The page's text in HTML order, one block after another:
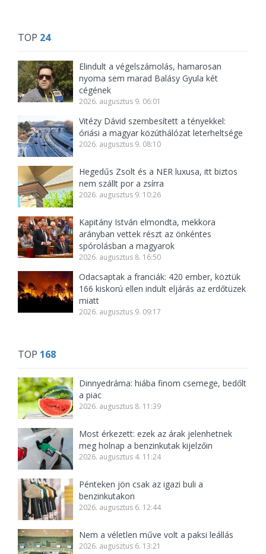
TOP 24
Elindult a végelszámolás, hamarosan
nyoma sem marad Balásy Gyula két
cégének
2026. augusztus 9. 06:01
Vitézy Dávid szembesített a tényekkel:
óriási a magyar közúthálózat leterheltsége
2026. augusztus 9. 08:10
Hegedűs Zsolt és a NER luxusa, itt biztos
nem szállt por a zsírra
2026. augusztus 9. 10:26
Kapitány István elmondta, mekkora
arányban vettek részt az önkéntes
spórolásban a magyarok
2026. augusztus 8. 16:50
Odacsaptak a franciák: 420 ember, köztük
166 kiskorú ellen indult eljárás az erdőtüzek
miatt
2026. augusztus 9. 09:17
TOP 168
Dinnyedráma: hiába finom csemege, bedőlt
a piac
2026. augusztus 8. 11:39
Most érkezett: ezek az árak jelenhetnek
meg holnap a benzinkutak kijelzőin
2026. augusztus 4. 11:24
Pénteken jön csak az igazi buli a
benzinkutakon
2026. augusztus 6. 12:44
Nem a véletlen műve volt a paksi leállás
2026. augusztus 6. 13:21